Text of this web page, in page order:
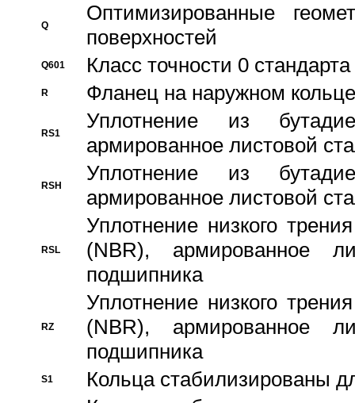
Q
Оптимизированные
поверхностей
Q601 Класс точности 0
R Фланец на наружном кольце
RS1
Уплотнение из
армированное листовой
RSH
Уплотнение из
армированное листовой
RSL
Уплотнение низкого
(NBR), армированное
подшипника
RZ
Уплотнение низкого
(NBR), армированное
подшипника
S1 Кольца стабилизированы